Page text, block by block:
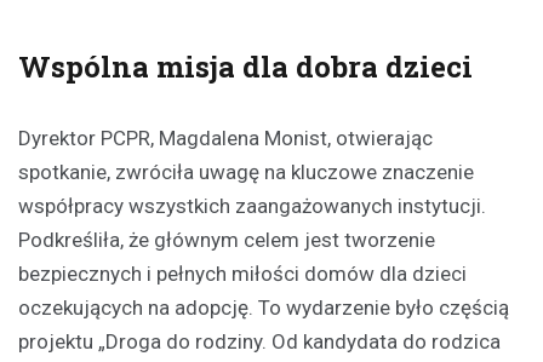
Wspólna misja dla dobra dzieci
Dyrektor PCPR, Magdalena Monist, otwierając
spotkanie, zwróciła uwagę na kluczowe znaczenie
współpracy wszystkich zaangażowanych instytucji.
Podkreśliła, że głównym celem jest tworzenie
bezpiecznych i pełnych miłości domów dla dzieci
oczekujących na adopcję. To wydarzenie było częścią
projektu „Droga do rodziny. Od kandydata do rodzica